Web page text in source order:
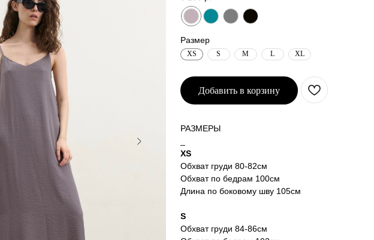
Размер
XS S M L XL
Добавить в корзину
РАЗМЕРЫ
XS
Обхват груди 80-82см
Обхват по бедрам 100см
Длина по боковому шву 105см
S
Обхват груди 84-86см